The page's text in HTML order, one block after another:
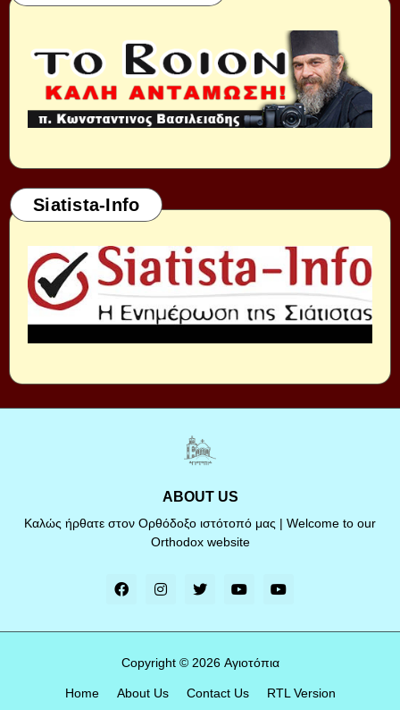
Siatista-Info
ABOUT US
Καλώς ήρθατε στον Ορθόδοξο ιστότοπό μας | Welcome to our
Orthodox website
Copyright © 2026 Αγιοτόπια
Home About Us Contact Us RTL Version